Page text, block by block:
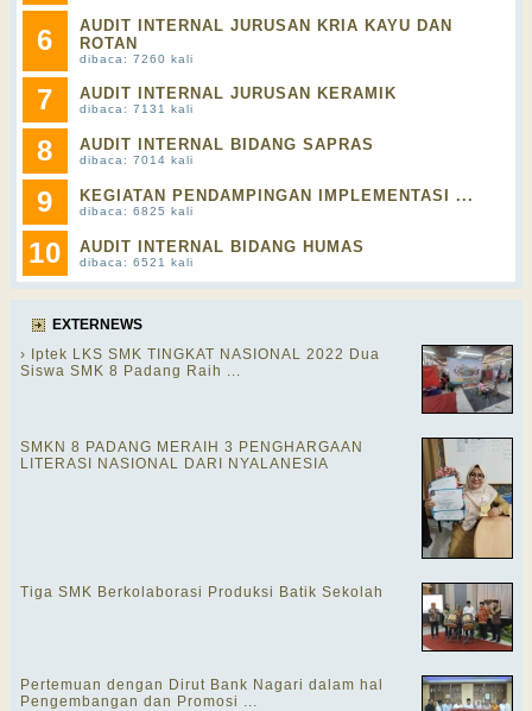
6
AUDIT INTERNAL JURUSAN KRIA KAYU DAN
ROTAN
dibaca: 7260 kali
7 AUDIT INTERNAL JURUSAN KERAMIK
dibaca: 7131 kali
8 AUDIT INTERNAL BIDANG SAPRAS
dibaca: 7014 kali
9 KEGIATAN PENDAMPINGAN IMPLEMENTASI ...
dibaca: 6825 kali
10 AUDIT INTERNAL BIDANG HUMAS
dibaca: 6521 kali
EXTERNEWS
› Iptek LKS SMK TINGKAT NASIONAL 2022 Dua
Siswa SMK 8 Padang Raih ...
SMKN 8 PADANG MERAIH 3 PENGHARGAAN
LITERASI NASIONAL DARI NYALANESIA
Tiga SMK Berkolaborasi Produksi Batik Sekolah
Pertemuan dengan Dirut Bank Nagari dalam hal
Pengembangan dan Promosi ...